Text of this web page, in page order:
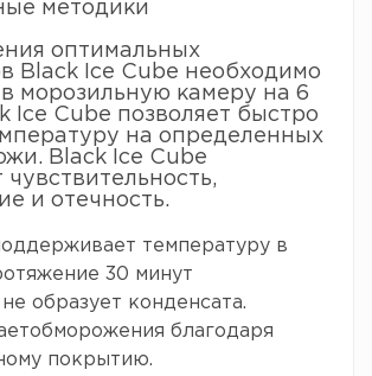
методики
оптимальных
Black Ice Cube необходимо
морозильную камеру на 6
Ice Cube позволяет быстро
на определенных
Black Ice Cube
и отечность.
температуру в
30 минут
образует конденсата.
благодаря
покрытию.